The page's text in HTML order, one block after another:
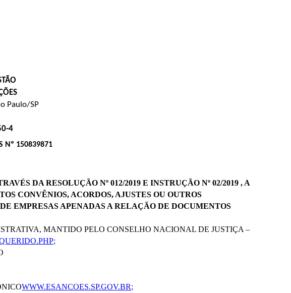
Paulo/SP
4
Nº 150839871
DA RESOLUÇÃO Nº 012/2019 E INSTRUÇÃO Nº 02/2019 , A
CONVÊNIOS, ACORDOS, AJUSTES OU OUTROS
EMPRESAS APENADAS A RELAÇÃO DE DOCUMENTOS
MANTIDO PELO CONSELHO NACIONAL DE JUSTIÇA –
WWW.ESANCOES.SP.GOV.BR;